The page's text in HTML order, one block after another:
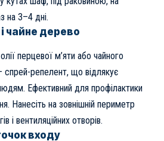
на 3–4 дні.
чайне дерево
перцевої м’яти або чайного
репелент, що відлякує
Ефективний для профілактики
Нанесіть на зовнішній периметр
і вентиляційних отворів.
входу